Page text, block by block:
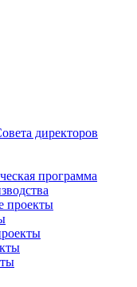
директоров
программа
проекты